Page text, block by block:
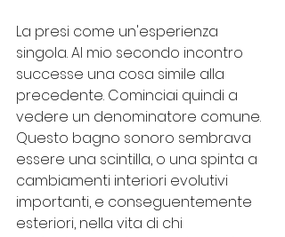
La presi come un'esperienza
singola. Al mio secondo incontro
successe una cosa simile alla
precedente. Cominciai quindi a
vedere un denominatore comune.
Questo bagno sonoro sembrava
essere una scintilla, o una spinta a
cambiamenti interiori evolutivi
importanti, e conseguentemente
esteriori, nella vita di chi